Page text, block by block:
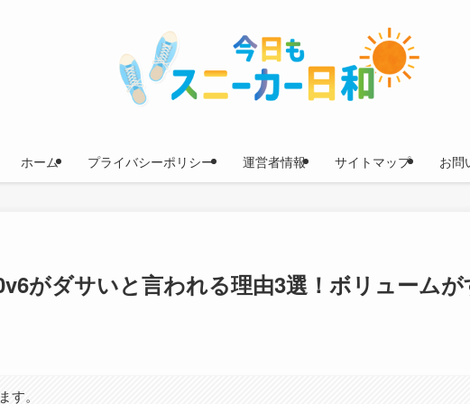
ホーム プライバシーポリシー 運営者情報 サイトマップ お問
がダサいと言われる理由3選！ボリュームが
す。